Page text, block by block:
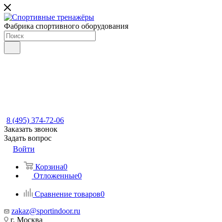
Фабрика спортивного оборудования
8 (495) 374-72-06
Заказать звонок
Задать вопрос
Войти
Корзина0
Отложенные0
Сравнение товаров0
zakaz@sportindoor.ru
г. Москва